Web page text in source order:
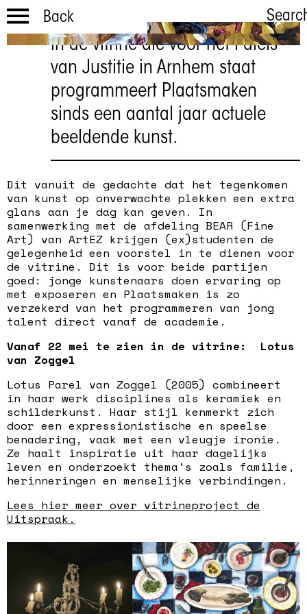
Back
De Uitspraak
Lotus van Zoggel
In de vitrine die voor het Paleis
van Justitie in Arnhem staat
programmeert Plaatsmaken
sinds een aantal jaar actuele
beeldende kunst.
Dit vanuit de gedachte dat het tegenkomen
van kunst op onverwachte plekken een extra
glans aan je dag kan geven. In
samenwerking met de afdeling BEAR (Fine
Art) van ArtEZ krijgen (ex)studenten de
gelegenheid een voorstel in te dienen voor
de vitrine. Dit is voor beide partijen
goed: jonge kunstenaars doen ervaring op
met exposeren en Plaatsmaken is zo
verzekerd van het programmeren van jong
talent direct vanaf de academie.
Vanaf 22 mei te zien in de vitrine: Lotus
van Zoggel
Lotus Parel van Zoggel (2005) combineert
in haar werk disciplines als keramiek en
schilderkunst. Haar stijl kenmerkt zich
door een expressionistische en speelse
benadering, vaak met een vleugje ironie.
Ze haalt inspiratie uit haar dagelijks
leven en onderzoekt thema's zoals familie,
herinneringen en menselijke verbindingen.
Lees hier meer over vitrineproject de
Uitspraak.